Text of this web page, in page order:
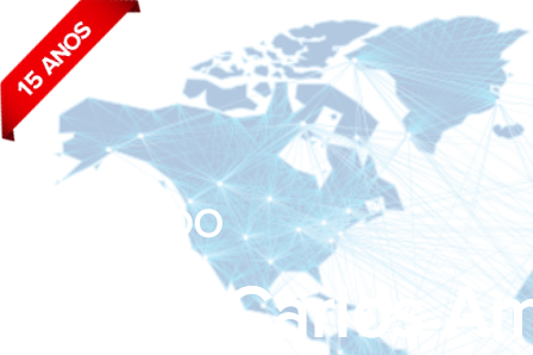
João Carlos
BLOG DO